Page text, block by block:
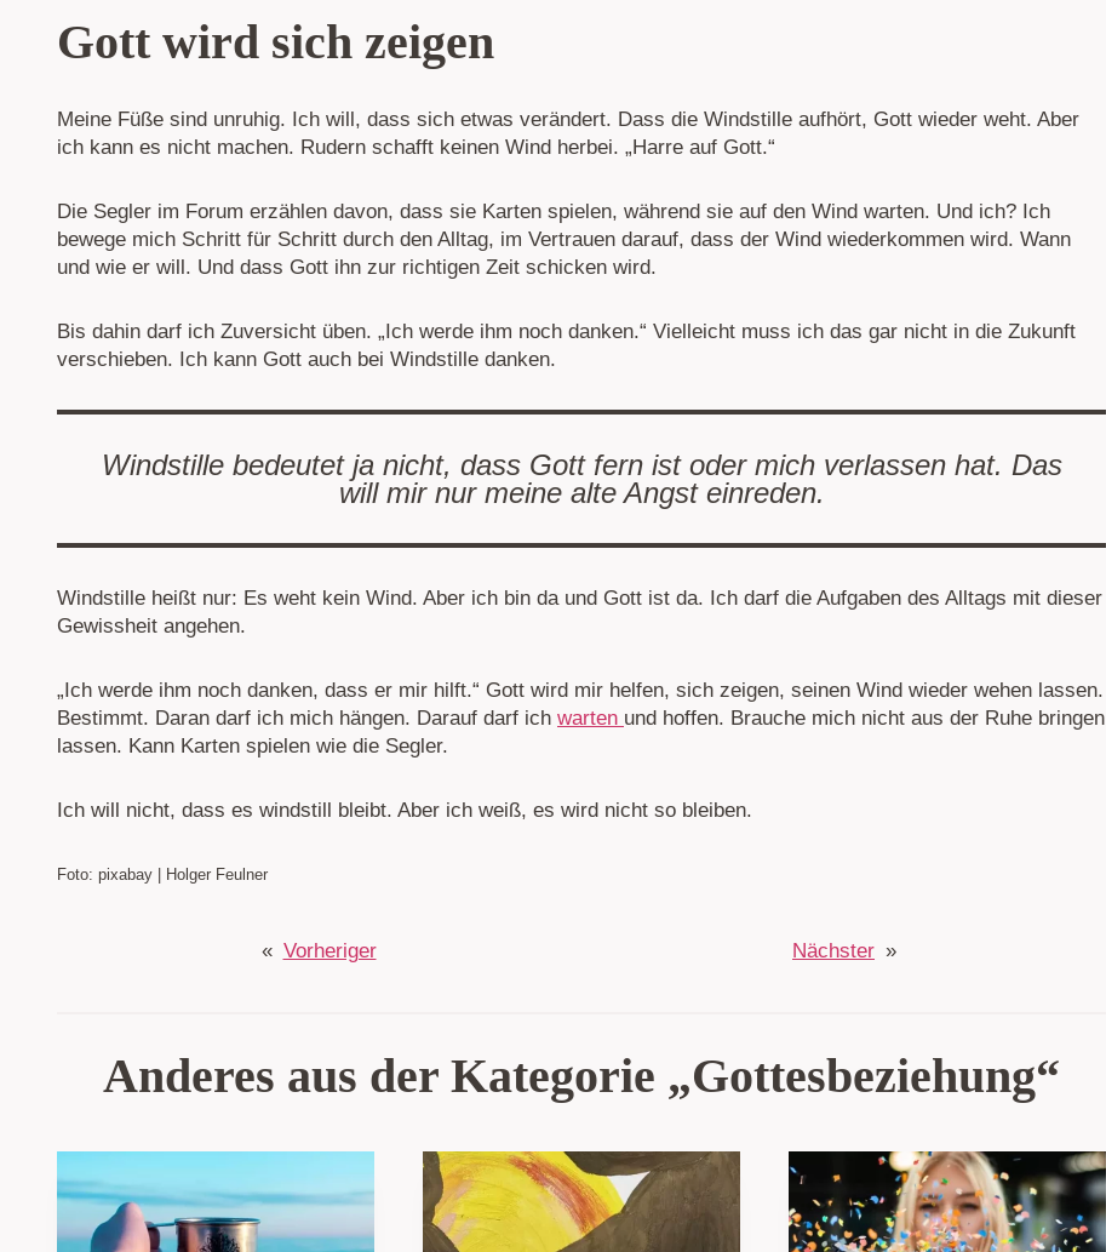
Gott wird sich zeigen
Meine Füße sind unruhig. Ich will, dass sich etwas verändert. Dass die Windstille aufhört, Gott wieder weht. Aber
ich kann es nicht machen. Rudern schafft keinen Wind herbei. „Harre auf Gott.“
Die Segler im Forum erzählen davon, dass sie Karten spielen, während sie auf den Wind warten. Und ich? Ich
bewege mich Schritt für Schritt durch den Alltag, im Vertrauen darauf, dass der Wind wiederkommen wird. Wann
und wie er will. Und dass Gott ihn zur richtigen Zeit schicken wird.
Bis dahin darf ich Zuversicht üben. „Ich werde ihm noch danken.“ Vielleicht muss ich das gar nicht in die Zukunft
verschieben. Ich kann Gott auch bei Windstille danken.
Windstille bedeutet ja nicht, dass Gott fern ist oder mich verlassen hat. Das
will mir nur meine alte Angst einreden.
Windstille heißt nur: Es weht kein Wind. Aber ich bin da und Gott ist da. Ich darf die Aufgaben des Alltags mit dieser
Gewissheit angehen.
„Ich werde ihm noch danken, dass er mir hilft.“ Gott wird mir helfen, sich zeigen, seinen Wind wieder wehen lassen.
Bestimmt. Daran darf ich mich hängen. Darauf darf ich warten und hoffen. Brauche mich nicht aus der Ruhe bringen
lassen. Kann Karten spielen wie die Segler.
Ich will nicht, dass es windstill bleibt. Aber ich weiß, es wird nicht so bleiben.
Foto: pixabay | Holger Feulner
« Vorheriger Nächster »
Anderes aus der Kategorie „Gottesbeziehung“